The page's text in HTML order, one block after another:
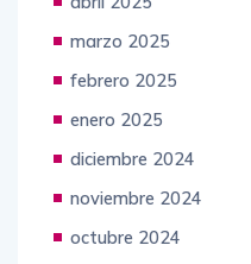
marzo 2025
febrero 2025
enero 2025
diciembre 2024
noviembre 2024
octubre 2024